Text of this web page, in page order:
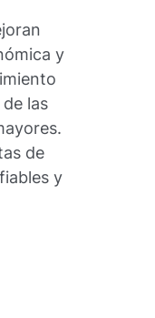
y
las
de
y